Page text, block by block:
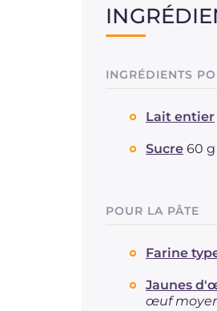
INGRÉDIENTS
Lait entier
Sucre 60 g
POUR LA PÂTE
Farine
Jaunes
œuf